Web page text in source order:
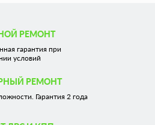
РЕМОНТ
гарантия при
условий
РЕМОНТ
Гарантия 2 года